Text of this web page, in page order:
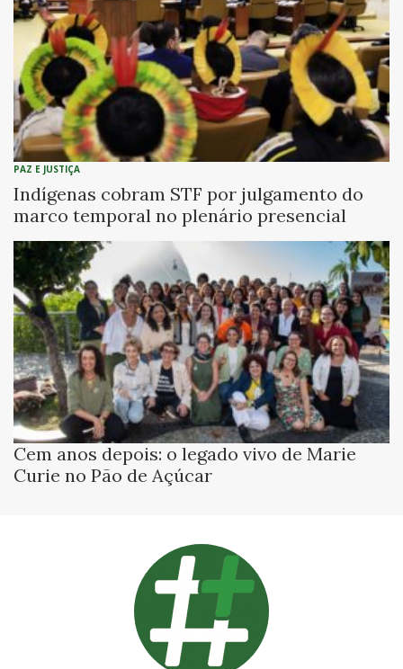
PAZ E JUSTIÇA
Indígenas cobram STF por julgamento do
marco temporal no plenário presencial
Cem anos depois: o legado vivo de Marie
Curie no Pão de Açúcar